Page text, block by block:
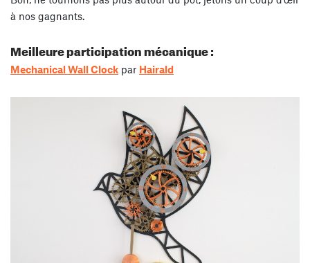
à nos gagnants.
Meilleure participation mécanique :
Mechanical Wall Clock par Hairald